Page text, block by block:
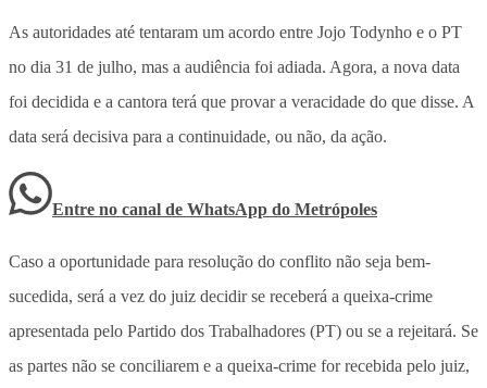
As autoridades até tentaram um acordo entre Jojo Todynho e o PT
no dia 31 de julho, mas a audiência foi adiada. Agora, a nova data
foi decidida e a cantora terá que provar a veracidade do que disse. A
data será decisiva para a continuidade, ou não, da ação.
Entre no canal de WhatsApp do Metrópoles
Caso a oportunidade para resolução do conflito não seja bem-
sucedida, será a vez do juiz decidir se receberá a queixa-crime
apresentada pelo Partido dos Trabalhadores (PT) ou se a rejeitará. Se
as partes não se conciliarem e a queixa-crime for recebida pelo juiz,